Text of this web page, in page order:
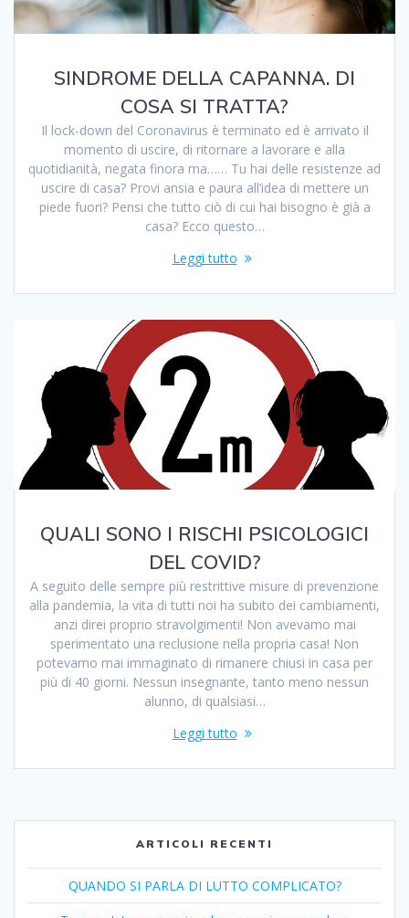
SINDROME DELLA CAPANNA. DI
COSA SI TRATTA?
Il lock-down del Coronavirus è terminato ed è arrivato il
momento di uscire, di ritornare a lavorare e alla
quotidianità, negata finora ma…… Tu hai delle resistenze ad
uscire di casa? Provi ansia e paura all’idea di mettere un
piede fuori? Pensi che tutto ciò di cui hai bisogno è già a
casa? Ecco questo…
Leggi tutto
QUALI SONO I RISCHI PSICOLOGICI
DEL COVID?
A seguito delle sempre più restrittive misure di prevenzione
alla pandemia, la vita di tutti noi ha subito dei cambiamenti,
anzi direi proprio stravolgimenti! Non avevamo mai
sperimentato una reclusione nella propria casa! Non
potevamo mai immaginato di rimanere chiusi in casa per
più di 40 giorni. Nessun insegnante, tanto meno nessun
alunno, di qualsiasi…
Leggi tutto
ARTICOLI RECENTI
QUANDO SI PARLA DI LUTTO COMPLICATO?